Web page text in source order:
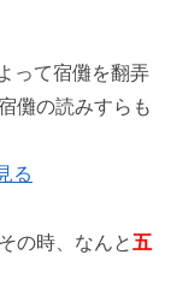
情報！再び
つかり合
報！五条
って宿儺を翻弄
儺の読みすらも
る
の時、なんと五